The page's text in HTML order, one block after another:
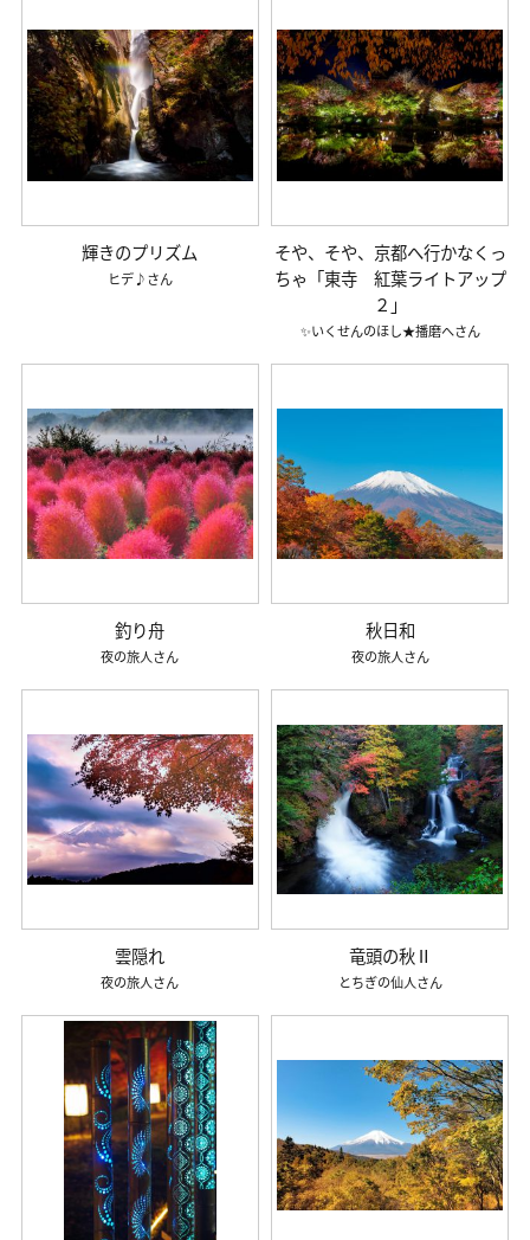
輝きのプリズム
ヒデ♪
そや、そや、京都へ行かなくっ
ちゃ「東寺 紅葉ライトアップ
２」
✨いくせんのほし★播磨へ
釣り舟
夜の旅人
秋日和
夜の旅人
雲隠れ
夜の旅人
竜頭の秋Ⅱ
とちぎの仙人